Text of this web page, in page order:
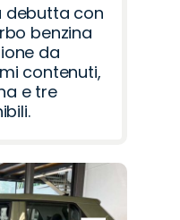
debutta con
benzina
da
contenuti,
e tre